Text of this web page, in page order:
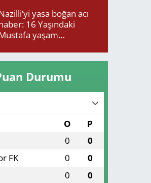
yasa boğan acı
16 Yaşındaki
yaşam
Durumu
O P
0 0
FK 0 0
0 0